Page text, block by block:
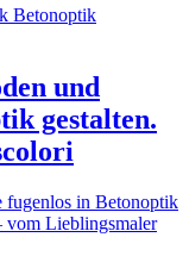
und
gestalten.
fugenlos in Betonoptik
vom Lieblingsmaler